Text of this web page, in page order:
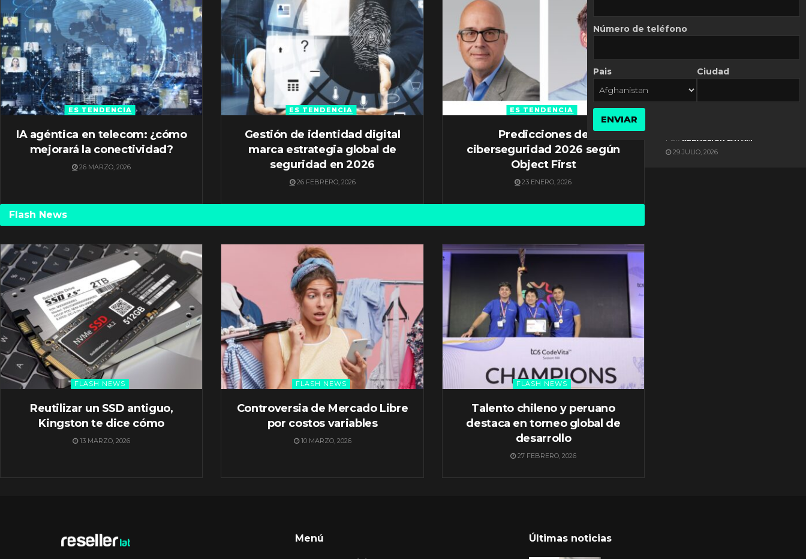
ES TENDENCIA
IA agéntica en telecom: ¿cómo
mejorará la conectividad?
26 MARZO, 2026
ES TENDENCIA
Gestión de identidad digital
marca estrategia global de
seguridad en 2026
26 FEBRERO, 2026
ES TENDENCIA
Predicciones de
ciberseguridad 2026 según
Object First
23 ENERO, 2026
Flash News
FLASH NEWS
Reutilizar un SSD antiguo,
Kingston te dice cómo
13 MARZO, 2026
FLASH NEWS
Controversia de Mercado Libre
por costos variables
10 MARZO, 2026
FLASH NEWS
Talento chileno y peruano
destaca en torneo global de
desarrollo
27 FEBRERO, 2026
ES NOTICIA
POR REDACCIÓN LATAM
29 JULIO, 2026
Menú Últimas noticias
Número de teléfono
Pais Ciudad
ENVIAR